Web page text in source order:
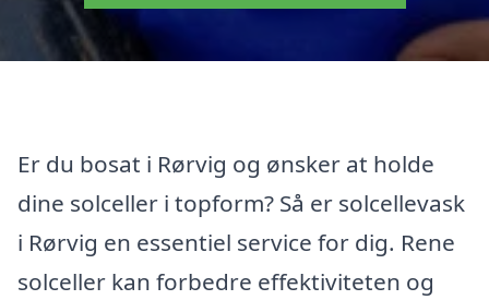
Er du bosat i Rørvig og ønsker at holde
dine solceller i topform? Så er solcellevask
i Rørvig en essentiel service for dig. Rene
solceller kan forbedre effektiviteten og